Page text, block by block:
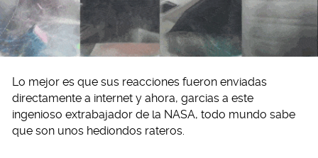
Lo mejor es que sus reacciones fueron enviadas
directamente a internet y ahora, garcias a este
ingenioso extrabajador de la NASA, todo mundo sabe
que son unos hediondos rateros.